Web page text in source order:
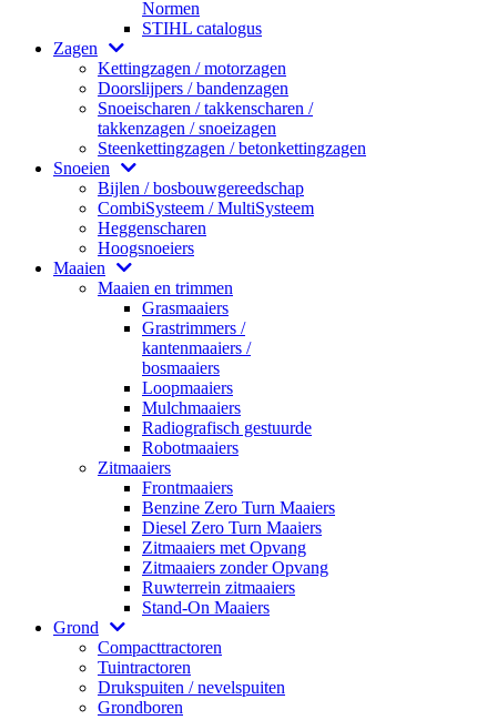
Normen
STIHL catalogus
Zagen
Kettingzagen / motorzagen
Doorslijpers / bandenzagen
Snoeischaren / takkenscharen /
takkenzagen / snoeizagen
Steenkettingzagen / betonkettingzagen
Snoeien
Bijlen / bosbouwgereedschap
CombiSysteem / MultiSysteem
Heggenscharen
Hoogsnoeiers
Maaien
Maaien en trimmen
Grasmaaiers
Grastrimmers /
kantenmaaiers /
bosmaaiers
Loopmaaiers
Mulchmaaiers
Radiografisch gestuurde
Robotmaaiers
Zitmaaiers
Frontmaaiers
Benzine Zero Turn Maaiers
Diesel Zero Turn Maaiers
Zitmaaiers met Opvang
Zitmaaiers zonder Opvang
Ruwterrein zitmaaiers
Stand-On Maaiers
Grond
Compacttractoren
Tuintractoren
Drukspuiten / nevelspuiten
Grondboren